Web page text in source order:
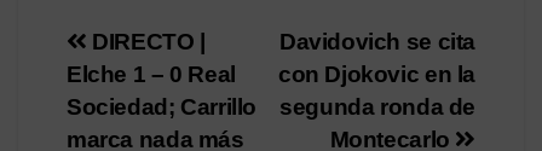
Navegación
de
Davidovich se cita
con Djokovic en la
segunda ronda de
Montecarlo
DIRECTO |
Elche 1 – 0 Real
Sociedad; Carrillo
marca nada más